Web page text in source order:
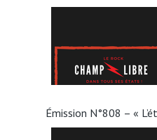
Émission N°808 – «